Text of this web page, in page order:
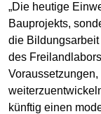
„Die heutige
Bauprojekts,
die Bildungsarbeit
des
künftig einen